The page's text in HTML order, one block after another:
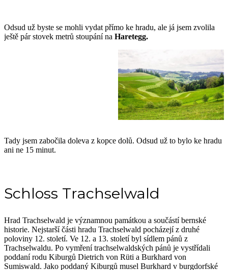
Odsud už byste se mohli vydat přímo ke hradu, ale já jsem zvolila
ještě pár stovek metrů stoupání na Haretegg.
Tady jsem zabočila doleva z kopce dolů. Odsud už to bylo ke hradu
ani ne 15 minut.
Schloss Trachselwald
Hrad Trachselwald je významnou památkou a součástí bernské
historie. Nejstarší části hradu Trachselwald pocházejí z druhé
poloviny 12. století. Ve 12. a 13. století byl sídlem pánů z
Trachselwaldu. Po vymření trachselwaldských pánů je vystřídali
poddaní rodu Kiburgů Dietrich von Rüti a Burkhard von
Sumiswald. Jako poddaný Kiburgů musel Burkhard v burgdorfské